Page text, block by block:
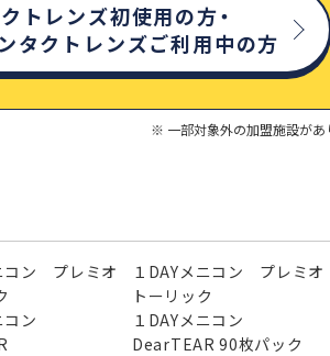
トレンズ初使用の方・
タクトレンズご利用中の方
一部対象外の加盟施設があ
コン プレミオ
１DAYメニコン プレミオ
トーリック
コン
１DAYメニコン
DearTEAR 90枚パック